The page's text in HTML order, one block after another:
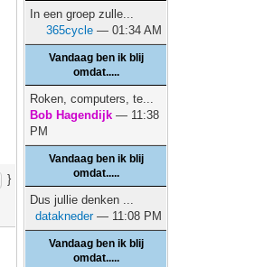
}
In een groep zulle...
365cycle — 01:34 AM
Vandaag ben ik blij
omdat.....
Roken, computers, te...
Bob Hagendijk — 11:38
PM
Vandaag ben ik blij
omdat.....
Dus jullie denken ...
datakneder— 11:08 PM
Vandaag ben ik blij
omdat.....